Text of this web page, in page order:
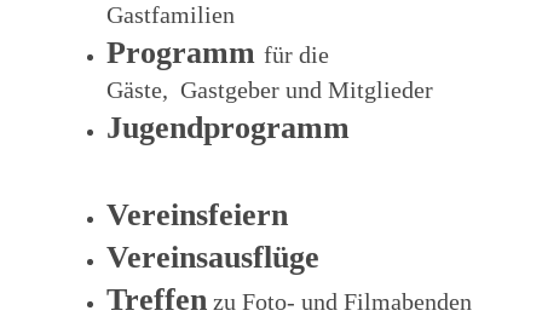
Gastfamilien
Programm für die
Gäste, Gastgeber und Mitglieder
Jugendprogramm
Vereinsfeiern
Vereinsausflüge
Treffen zu Foto- und Filmabenden